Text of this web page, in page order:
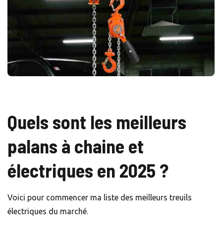
Quels sont les meilleurs
palans à chaine et
électriques en 2025 ?
Voici pour commencer ma liste des meilleurs treuils
électriques du marché.